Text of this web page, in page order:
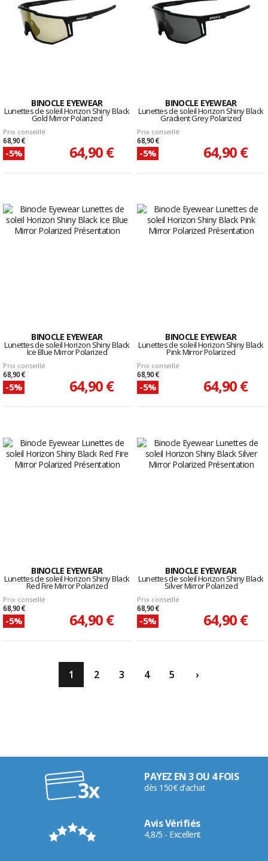
BINOCLE EYEWEAR
Lunettes de soleil Horizon Shiny Black
Gold Mirror Polarized
Prix conseillé
68,90 €
-5% 64,90 €
BINOCLE EYEWEAR
Lunettes de soleil Horizon Shiny Black
Gradient Grey Polarized
Prix conseillé
68,90 €
-5% 64,90 €
BINOCLE EYEWEAR
Lunettes de soleil Horizon Shiny Black
Ice Blue Mirror Polarized
Prix conseillé
68,90 €
-5% 64,90 €
BINOCLE EYEWEAR
Lunettes de soleil Horizon Shiny Black
Pink Mirror Polarized
Prix conseillé
68,90 €
-5% 64,90 €
BINOCLE EYEWEAR
Lunettes de soleil Horizon Shiny Black
Red Fire Mirror Polarized
Prix conseillé
68,90 €
-5% 64,90 €
BINOCLE EYEWEAR
Lunettes de soleil Horizon Shiny Black
Silver Mirror Polarized
Prix conseillé
68,90 €
-5% 64,90 €
1 2 3 4 5 ›
PAYEZ EN 3 OU 4 FOIS
dès 150€ d'achat
Avis Vérifiés
4,8/5 - Excellent